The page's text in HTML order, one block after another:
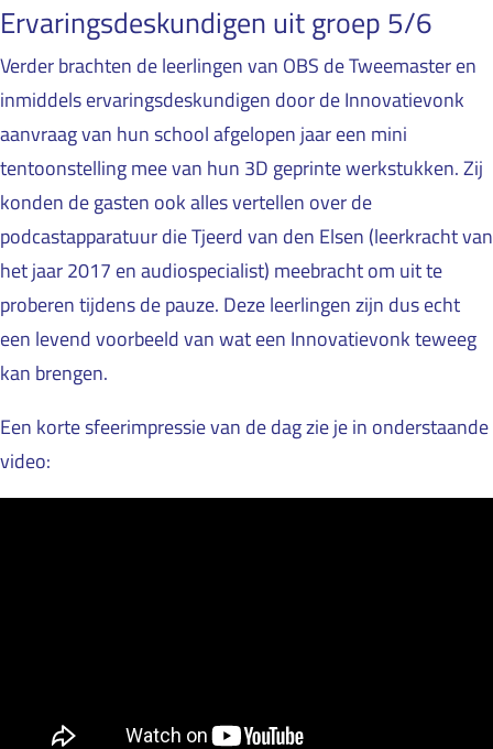
Ervaringsdeskundigen uit groep 5/6
Verder brachten de leerlingen van OBS de Tweemaster en
inmiddels ervaringsdeskundigen door de Innovatievonk
aanvraag van hun school afgelopen jaar een mini
tentoonstelling mee van hun 3D geprinte werkstukken. Zij
konden de gasten ook alles vertellen over de
podcastapparatuur die Tjeerd van den Elsen (leerkracht van
het jaar 2017 en audiospecialist) meebracht om uit te
proberen tijdens de pauze. Deze leerlingen zijn dus echt
een levend voorbeeld van wat een Innovatievonk teweeg
kan brengen.
Een korte sfeerimpressie van de dag zie je in onderstaande
video: